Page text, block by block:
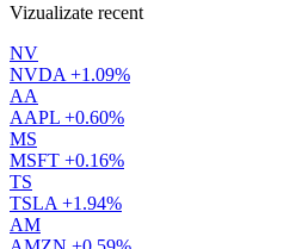
Vizualizate recent
NV
NVDA +1.09%
AA
AAPL +0.60%
MS
MSFT +0.16%
TS
TSLA +1.94%
AM